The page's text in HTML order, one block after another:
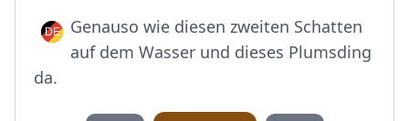
Genauso wie diesen zweiten Schatten
auf dem Wasser und dieses Plumsding
da.